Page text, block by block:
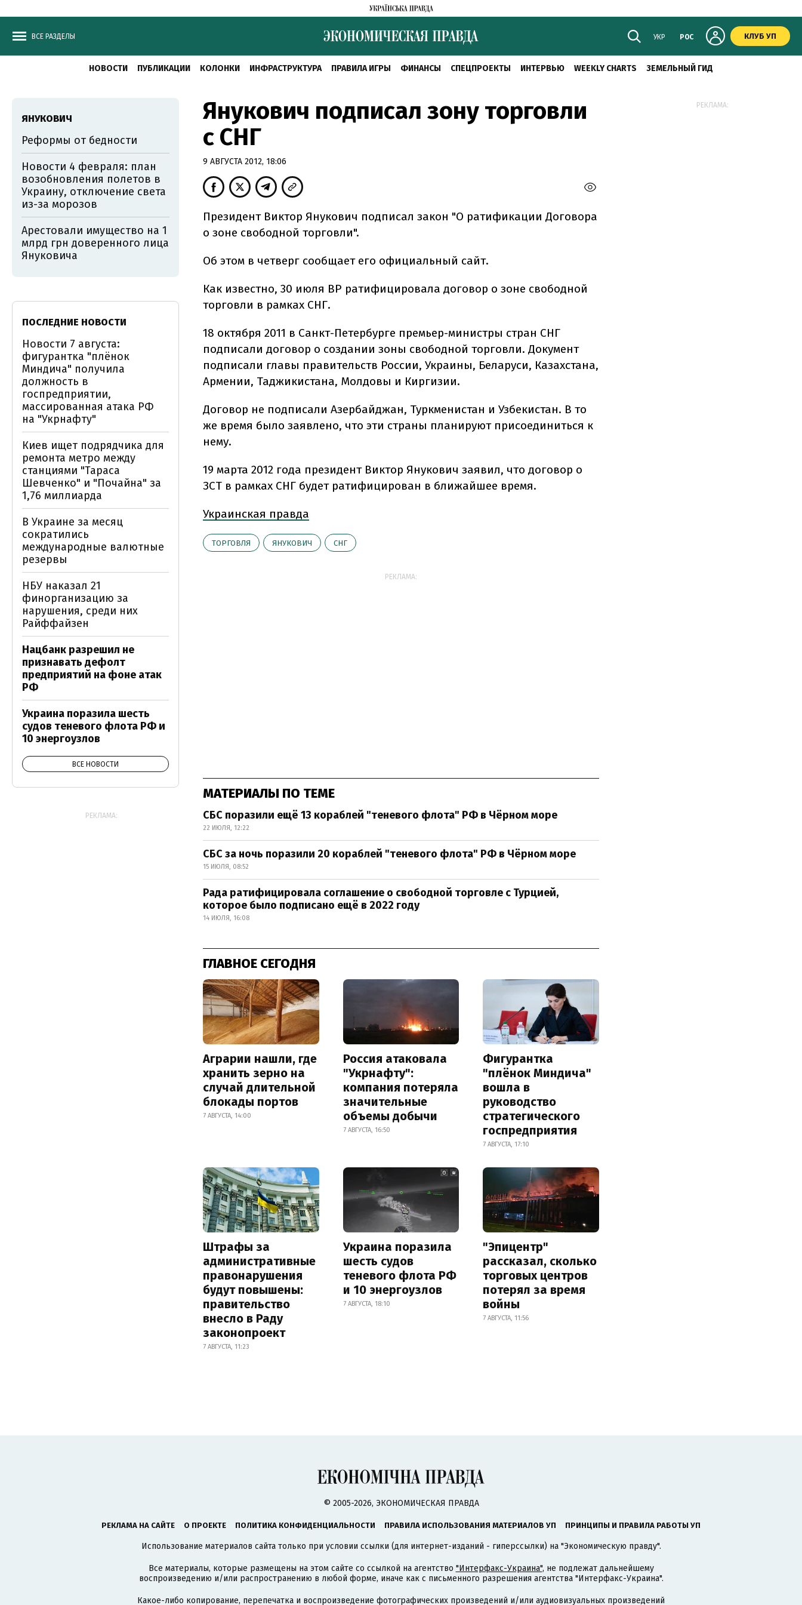
ВСЕ РАЗДЕЛЫ УКР РОС КЛУБ УП
НОВОСТИ ПУБЛИКАЦИИ КОЛОНКИ ИНФРАСТРУКТУРА ПРАВИЛА ИГРЫ ФИНАНСЫ СПЕЦПРОЕКТЫ ИНТЕРВЬЮ WEEKLY CHARTS ЗЕМЕЛЬНЫЙ ГИД
Янукович подписал зону торговли
с СНГ
9 АВГУСТА 2012, 18:06
Президент Виктор Янукович подписал закон "О ратификации Договора
о зоне свободной торговли".
Об этом в четверг сообщает его официальный сайт.
Как известно, 30 июля ВР ратифицировала договор о зоне свободной
торговли в рамках СНГ.
18 октября 2011 в Санкт-Петербурге премьер-министры стран СНГ
подписали договор о создании зоны свободной торговли. Документ
подписали главы правительств России, Украины, Беларуси, Казахстана,
Армении, Таджикистана, Молдовы и Киргизии.
Договор не подписали Азербайджан, Туркменистан и Узбекистан. В то
же время было заявлено, что эти страны планируют присоединиться к
нему.
19 марта 2012 года президент Виктор Янукович заявил, что договор о
ЗСТ в рамках СНГ будет ратифицирован в ближайшее время.
Украинская правда
ТОРГОВЛЯ ЯНУКОВИЧ СНГ
РЕКЛАМА:
МАТЕРИАЛЫ ПО ТЕМЕ
СБС поразили ещё 13 кораблей "теневого флота" РФ в Чёрном море
22 ИЮЛЯ, 12:22
СБС за ночь поразили 20 кораблей "теневого флота" РФ в Чёрном море
15 ИЮЛЯ, 08:52
Рада ратифицировала соглашение о свободной торговле с Турцией,
которое было подписано ещё в 2022 году
14 ИЮЛЯ, 16:08
ГЛАВНОЕ СЕГОДНЯ
Аграрии нашли, где
хранить зерно на
случай длительной
блокады портов
7 АВГУСТА, 14:00
Россия атаковала
"Укрнафту":
компания потеряла
значительные
объемы добычи
7 АВГУСТА, 16:50
Фигурантка
"плёнок Миндича"
вошла в
руководство
стратегического
госпредприятия
7 АВГУСТА, 17:10
Штрафы за
административные
правонарушения
будут повышены:
правительство
внесло в Раду
законопроект
7 АВГУСТА, 11:23
Украина поразила
шесть судов
теневого флота РФ
и 10 энергоузлов
7 АВГУСТА, 18:10
"Эпицентр"
рассказал, сколько
торговых центров
потерял за время
войны
7 АВГУСТА, 11:56
ЯНУКОВИЧ
Реформы от бедности
Новости 4 февраля: план
возобновления полетов в
Украину, отключение света
из-за морозов
Арестовали имущество на 1
млрд грн доверенного лица
Януковича
ПОСЛЕДНИЕ НОВОСТИ
Новости 7 августа:
фигурантка "плёнок
Миндича" получила
должность в
госпредприятии,
массированная атака РФ
на "Укрнафту"
Киев ищет подрядчика для
ремонта метро между
станциями "Тараса
Шевченко" и "Почайна" за
1,76 миллиарда
В Украине за месяц
сократились
международные валютные
резервы
НБУ наказал 21
финорганизацию за
нарушения, среди них
Райффайзен
Нацбанк разрешил не
признавать дефолт
предприятий на фоне атак
РФ
Украина поразила шесть
судов теневого флота РФ и
10 энергоузлов
ВСЕ НОВОСТИ
РЕКЛАМА:
РЕКЛАМА:
© 2005-2026, ЭКОНОМИЧЕСКАЯ ПРАВДА
РЕКЛАМА НА САЙТЕ О ПРОЕКТЕ ПОЛИТИКА КОНФИДЕНЦИАЛЬНОСТИ ПРАВИЛА ИСПОЛЬЗОВАНИЯ МАТЕРИАЛОВ УП ПРИНЦИПЫ И ПРАВИЛА РАБОТЫ УП
Использование материалов сайта только при условии ссылки (для интернет-изданий - гиперссылки) на "Экономическую правду".
Все материалы, которые размещены на этом сайте со ссылкой на агентство "Интерфакс-Украина", не подлежат дальнейшему
воспроизведению и/или распространению в любой форме, иначе как с письменного разрешения агентства "Интерфакс-Украина".
Какое-либо копирование, перепечатка и воспроизведение фотографических произведений и/или аудиовизуальных произведений